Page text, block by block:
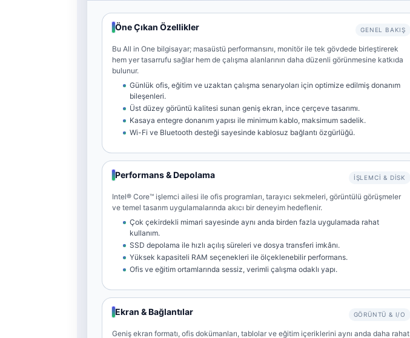
Öne Çıkan Özellikler GENEL BAKIŞ
Bu All in One bilgisayar; masaüstü performansını, monitör ile tek gövdede birleştirerek
hem yer tasarrufu sağlar hem de çalışma alanlarının daha düzenli görünmesine katkıda
bulunur.
Günlük ofis, eğitim ve uzaktan çalışma senaryoları için optimize edilmiş donanım
bileşenleri.
Üst düzey görüntü kalitesi sunan geniş ekran, ince çerçeve tasarımı.
Kasaya entegre donanım yapısı ile minimum kablo, maksimum sadelik.
Wi-Fi ve Bluetooth desteği sayesinde kablosuz bağlantı özgürlüğü.
Performans & Depolama İŞLEMCI & DISK
Intel® Core™ işlemci ailesi ile ofis programları, tarayıcı sekmeleri, görüntülü görüşmeler
ve temel tasarım uygulamalarında akıcı bir deneyim hedeflenir.
Çok çekirdekli mimari sayesinde aynı anda birden fazla uygulamada rahat
kullanım.
SSD depolama ile hızlı açılış süreleri ve dosya transferi imkânı.
Yüksek kapasiteli RAM seçenekleri ile ölçeklenebilir performans.
Ofis ve eğitim ortamlarında sessiz, verimli çalışma odaklı yapı.
Ekran & Bağlantılar GÖRÜNTÜ & I/O
Geniş ekran formatı, ofis dokümanları, tablolar ve eğitim içeriklerini aynı anda daha rahat